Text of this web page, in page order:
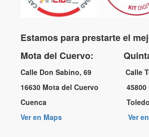
Estamos para prestarte el
Mota del Cuervo:
Calle Don Sabino, 69 Calle
16630 Mota del Cuervo 45800
Cuenca Toledo
Ver en Maps
Ver